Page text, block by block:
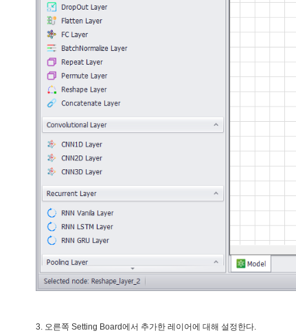
3. 오른쪽 Setting Board에서 추가한 레이어에 대해 설정한다.